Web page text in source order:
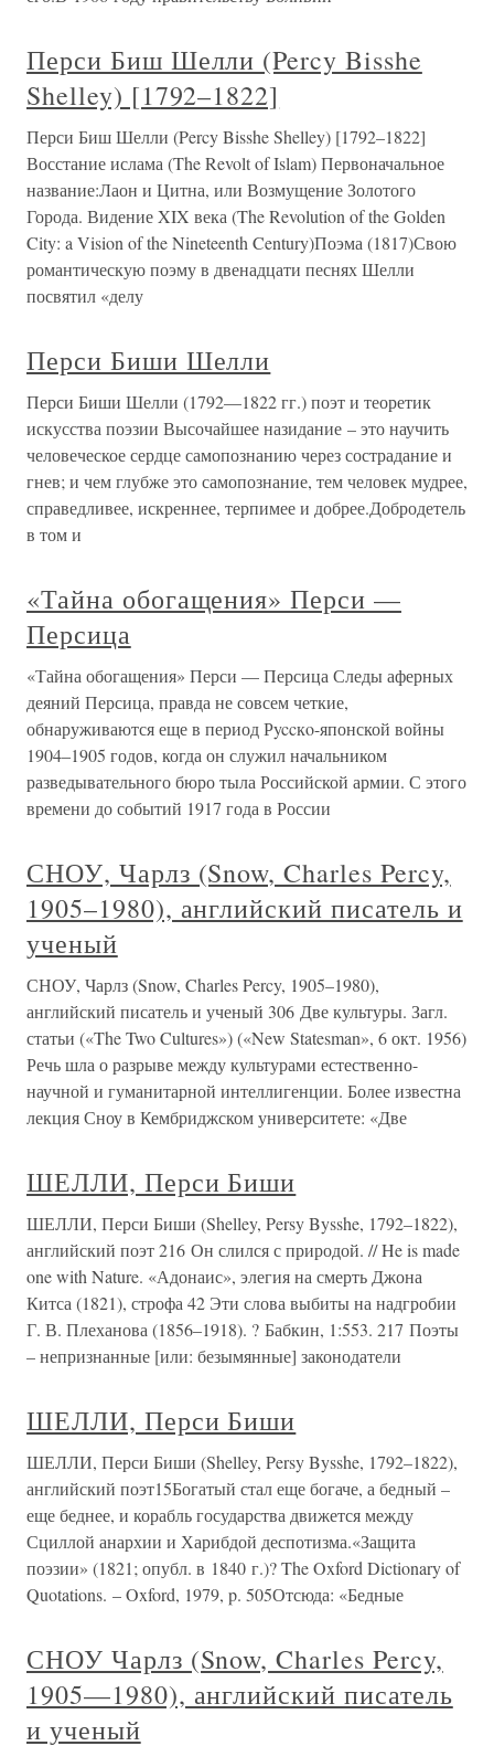
Перси Биш Шелли (Percy Bisshe
Shelley) [1792–1822]
Перси Биш Шелли (Percy Bisshe Shelley) [1792–1822]
Восстание ислама (The Revolt of Islam) Первоначальное
название:Лаон и Цитна, или Возмущение Золотого
Города. Видение XIX века (The Revolution of the Golden
City: a Vision of the Nineteenth Century)Поэма (1817)Свою
романтическую поэму в двенадцати песнях Шелли
посвятил «делу
Перси Биши Шелли
Перси Биши Шелли (1792—1822 гг.) поэт и теоретик
искусства поэзии Высочайшее назидание – это научить
человеческое сердце самопознанию через сострадание и
гнев; и чем глубже это самопознание, тем человек мудрее,
справедливее, искреннее, терпимее и добрее.Добродетель
в том и
«Тайна обогащения» Перси —
Персица
«Тайна обогащения» Перси — Персица Следы аферных
деяний Персица, правда не совсем четкие,
обнаруживаются еще в период Рyccкo-японской войны
1904–1905 годов, когда он служил начальником
разведывательного бюро тыла Российской армии. С этого
времени до событий 1917 года в России
СНОУ, Чарлз (Snow, Charles Percy,
1905–1980), английский писатель и
ученый
СНОУ, Чарлз (Snow, Charles Percy, 1905–1980),
английский писатель и ученый 306 Две культуры. Загл.
статьи («The Two Cultures») («New Statesman», 6 окт. 1956)
Речь шла о разрыве между культурами естественно-
научной и гуманитарной интеллигенции. Более известна
лекция Сноу в Кембриджском университете: «Две
ШЕЛЛИ, Перси Биши
ШЕЛЛИ, Перси Биши (Shelley, Persy Bysshe, 1792–1822),
английский поэт 216 Он слился с природой. // He is made
one with Nature. «Адонаис», элегия на смерть Джона
Китса (1821), строфа 42 Эти слова выбиты на надгробии
Г. В. Плеханова (1856–1918). ? Бабкин, 1:553. 217 Поэты
– непризнанные [или: безымянные] законодатели
ШЕЛЛИ, Перси Биши
ШЕЛЛИ, Перси Биши (Shelley, Persy Bysshe, 1792–1822),
английский поэт15Богатый стал еще богаче, а бедный –
еще беднее, и корабль государства движется между
Сциллой анархии и Харибдой деспотизма.«Защита
поэзии» (1821; опубл. в 1840 г.)? The Oxford Dictionary of
Quotations. – Oxford, 1979, p. 505Отсюда: «Бедные
СНОУ Чарлз (Snow, Charles Percy,
1905—1980), английский писатель
и ученый